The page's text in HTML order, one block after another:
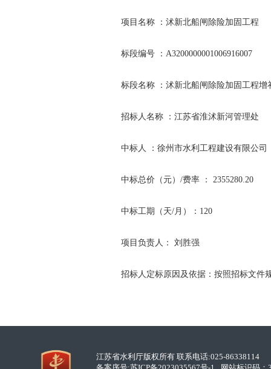
项目名称 ：沭新北船闸除险加固工程
标段编号 ：A3200000001006916007
标段名称 ：沭新北船闸除险加固工程增
招标人名称 ：江苏省淮沭新河管理处
中标人 ：徐州市水利工程建设有限公司
中标总价（元）/费率 ： 2355280.20
中标工期（天/月）：120
项目负责人： 刘胜强
招标人定标原因及依据：按照招标文件
江苏省水利厅版权所有 联系电话:025-86338114